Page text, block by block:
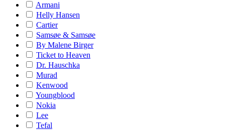
Armani
Helly Hansen
Cartier
Samsøe & Samsøe
By Malene Birger
Ticket to Heaven
Dr. Hauschka
Murad
Kenwood
Youngblood
Nokia
Lee
Tefal